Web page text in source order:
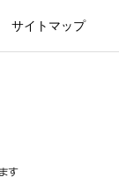
サイトマップ